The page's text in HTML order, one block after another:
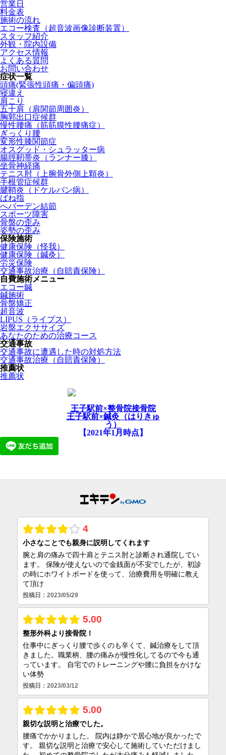
営業日
料金表
施術の流れ
エコー検査（超音波画像診断装置）
スタッフ紹介
外観・院内設備
アクセス情報
よくある質問
お問い合わせ
症状一覧
頭痛(緊張性頭痛・偏頭痛)
寝違え
肩こり
五十肩（肩関節周囲炎）
胸郭出口症候群
慢性腰痛（筋筋膜性腰痛症）
ぎっくり腰
変形性膝関節症
オスグッド・シュラッター病
腸脛靭帯炎（ランナー膝）
坐骨神経痛
テニス肘（上腕骨外側上顆炎）
手根管症候群
腱鞘炎（ドケルバン病）
ばね指
へバーデン結節
スポーツ障害
骨盤の歪み
姿勢の歪み
保険施術
健康保険（怪我）
健康保険（鍼灸）
労災保険
交通事故治療（自賠責保険）
自費施術メニュー
エコー鍼
鍼施術
骨盤矯正
超音波
LIPUS（ライプス）
岩盤エクササイズ
あなたのための治療コース
交通事故
交通事故に遭遇した時の対処方法
交通事故治療（自賠責保険）
推薦状
推薦状
王子駅前×整骨院接骨院
王子駅前×鍼灸（はりきゅ
う）
【2021年1月時点】